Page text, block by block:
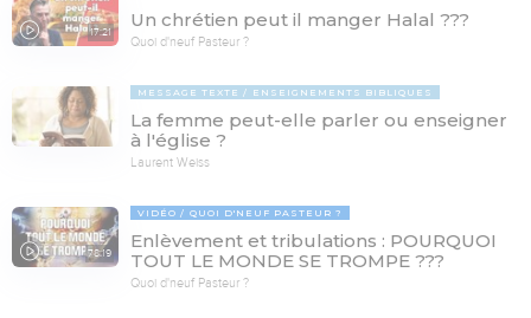
17:21
Un chrétien peut il manger Halal ???
Quoi d'neuf Pasteur ?
MESSAGE TEXTE ENSEIGNEMENTS BIBLIQUES
La femme peut-elle parler ou enseigner
à l'église ?
Laurent Weiss
78:19
VIDÉO QUOI D'NEUF PASTEUR ?
Enlèvement et tribulations : POURQUOI
TOUT LE MONDE SE TROMPE ???
Quoi d'neuf Pasteur ?